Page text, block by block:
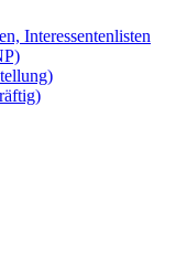
Interessentenlisten